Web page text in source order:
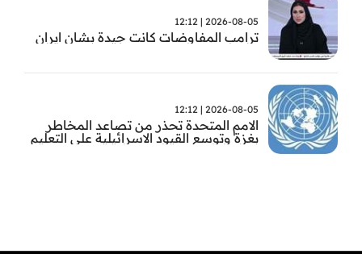
2026-08-05 | 12:12
ترامب المفاوضات كانت جيدة بشان ايران
2026-08-05 | 12:12
الامم المتحدة تحذر من تصاعد المخاطر
بغزة وتوسع القيود الاسرائيلية على التعليم